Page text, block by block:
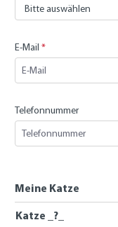
E-Mail *
Telefonnummer
Meine Katze
Katze _?_